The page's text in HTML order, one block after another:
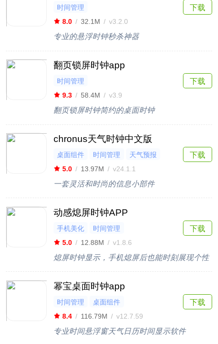
时间管理
8.0 / 32.1M / v3.2.0
专业的悬浮时钟秒杀神器
下载
翻页锁屏时钟app
时间管理
9.3 / 58.4M / v3.9
翻页锁屏时钟简约的桌面时钟
下载
chronus天气时钟中文版
桌面组件 时间管理
天气预报
5.0 / 13.97M / v24.1.1
一套灵活和时尚的信息小部件
下载
动感熄屏时钟APP
手机美化
时间管理
5.0 / 12.88M / v1.8.6
熄屏时钟显示，手机熄屏后也能时刻展现个性
下载
幂宝桌面时钟app
时间管理
桌面组件
8.4 / 116.79M / v12.7.59
专业时间悬浮窗天气日历时间显示软件
下载